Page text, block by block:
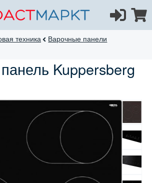
техника
Варочные панели
Kuppersberg